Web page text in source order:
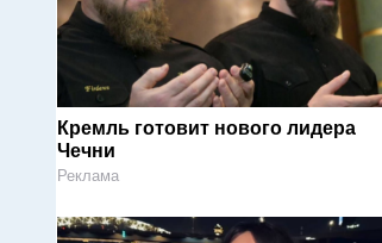
Кремль готовит нового лидера
Чечни
Реклама